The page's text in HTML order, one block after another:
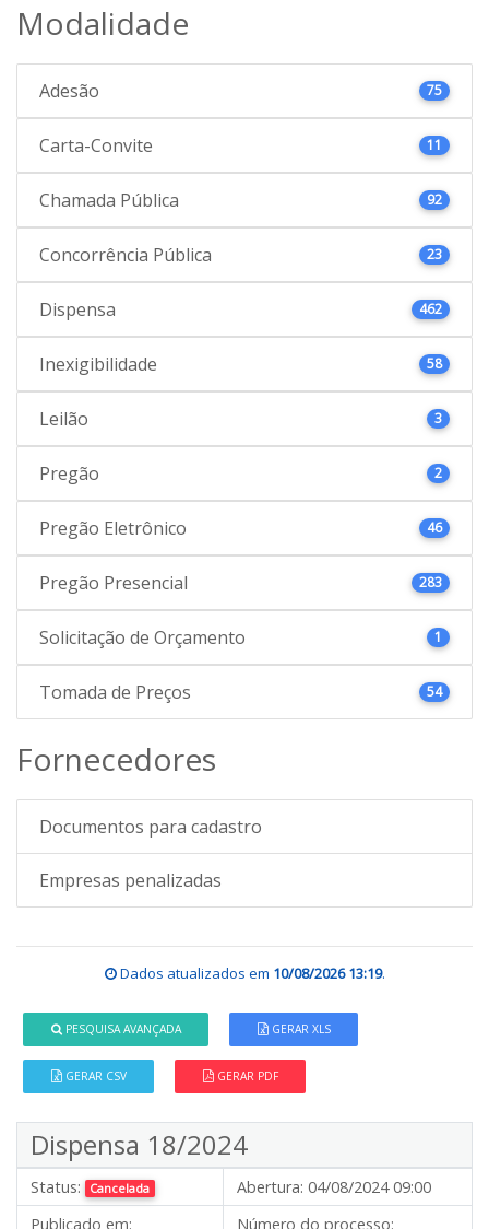
Modalidade
Adesão 75
Carta-Convite 11
Chamada Pública 92
Concorrência Pública 23
Dispensa 462
Inexigibilidade 58
Leilão 3
Pregão 2
Pregão Eletrônico 46
Pregão Presencial 283
Solicitação de Orçamento 1
Tomada de Preços 54
Fornecedores
Documentos para cadastro
Empresas penalizadas
Dados atualizados em 10/08/2026 13:19.
PESQUISA AVANÇADA GERAR XLS
GERAR CSV GERAR PDF
Dispensa 18/2024
Status: Cancelada Abertura: 04/08/2024 09:00
Publicado em:
Número do processo: